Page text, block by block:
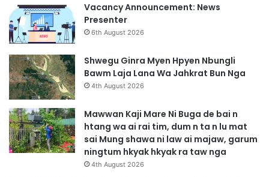
Vacancy Announcement: News
Presenter
6th August 2026
Shwegu Ginra Myen Hpyen Nbungli
Bawm Laja Lana Wa Jahkrat Bun Nga
4th August 2026
Mawwan Kaji Mare Ni Buga de bai n
htang wa ai rai tim, dum n ta n lu mat
sai Mung shawa ni law ai majaw, garum
ningtum hkyak hkyak ra taw nga
4th August 2026